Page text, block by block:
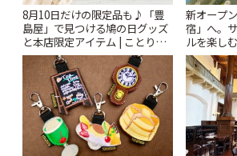
8月10日だけの限定品も♪「豊
島屋」で見つける鳩の日グッズ
と本店限定アイテム | ことりっ
ぷ
新オープ
宿」へ。
ルを楽し
| ことりっ